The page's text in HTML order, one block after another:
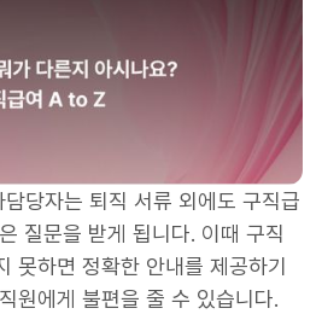
당자는 퇴직 서류 외에도 구직급
질문을 받게 됩니다. 이때 구직
못하면 정확한 안내를 제공하기
원에게 불편을 줄 수 있습니다.